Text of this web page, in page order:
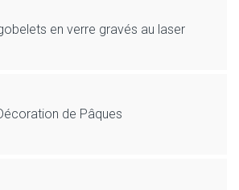
en verre gravés au laser
de Pâques